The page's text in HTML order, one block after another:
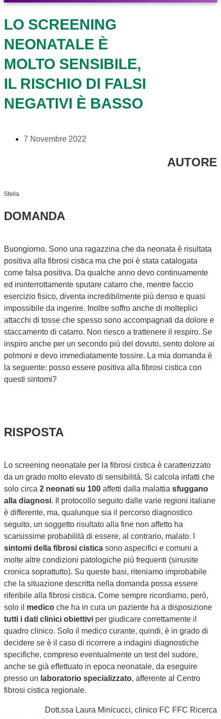
LO SCREENING
NEONATALE È
MOLTO SENSIBILE,
IL RISCHIO DI FALSI
NEGATIVI È BASSO
7 Novembre 2022
AUTORE
Stella
DOMANDA
Buongiorno. Sono una ragazzina che da neonata è risultata
positiva alla fibrosi cistica ma che poi è stata catalogata
come falsa positiva. Da qualche anno devo continuamente
ed ininterrottamente sputare catarro che, mentre faccio
esercizio fisico, diventa incredibilmente più denso e quasi
impossibile da ingerire. Inoltre soffro anche di molteplici
attacchi di tosse che spesso sono accompagnati da dolore e
staccamento di catarro. Non riesco a trattenere il respiro. Se
inspiro anche per un secondo più del dovuto, sento dolore ai
polmoni e devo immediatamente tossire. La mia domanda è
la seguente: posso essere positiva alla fibrosi cistica con
questi sintomi?
RISPOSTA
Lo screening neonatale per la fibrosi cistica è caratterizzato
da un grado molto elevato di sensibilità. Si calcola infatti che
solo circa 2 neonati su 100 affetti dalla malattia sfuggano
alla diagnosi. Il protocollo seguito dalle varie regioni italiane
è differente, ma, qualunque sia il percorso diagnostico
seguito, un soggetto risultato alla fine non affetto ha
scarsissime probabilità di essere, al contrario, malato. I
sintomi della fibrosi cistica sono aspecifici e comuni a
molte altre condizioni patologiche più frequenti (sinusite
cronica soprattutto). Su queste basi, riteniamo improbabile
che la situazione descritta nella domanda possa essere
riferibile alla fibrosi cistica. Come sempre ricordiamo, però,
solo il medico che ha in cura un paziente ha a disposizione
tutti i dati clinici obiettivi per giudicare correttamente il
quadro clinico. Solo il medico curante, quindi, è in grado di
decidere se è il caso di ricorrere a indagini diagnostiche
specifiche, compreso eventualmente un test del sudore,
anche se già effettuato in epoca neonatale, da eseguire
presso un laboratorio specializzato, afferente al Centro
fibrosi cistica regionale.
Dott.ssa Laura Minicucci, clinico FC FFC Ricerca